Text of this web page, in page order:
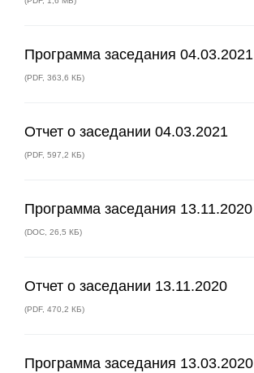
Программа заседания 04.03.2021
(PDF, 363,6 КБ)
Отчет о заседании 04.03.2021
(PDF, 597,2 КБ)
Программа заседания 13.11.2020
(DOC 26,5 КБ)
Отчет о заседании 13.11.2020
(PDF, 470,2 КБ)
Программа заседания 13.03.2020